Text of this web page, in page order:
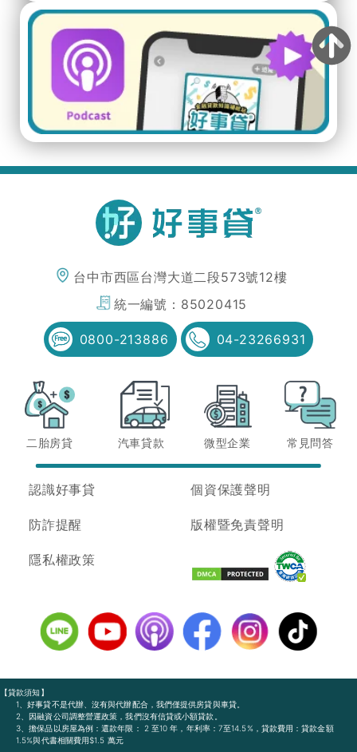
台中市西區台灣大道二段573號12樓
統一編號： 85020415
0800-213886 04-23266931
二胎房貸 汽車貸款 微型企業 常見問答
認識好事貸 個資保護聲明
防詐提醒 版權暨免責聲明
隱私權政策
【貸款須知】
1、好事貸不是代辦、沒有與代辦配合，我們僅提供房貸與車貸。
2、因融資公司調整營運政策，我們沒有信貸或小額貸款。
3、擔保品以房屋為例：還款年限： 2 至10 年，年利率：7至14.5%，貸款費用：貸款金額
1.5%與代書相關費用$1.5 萬元